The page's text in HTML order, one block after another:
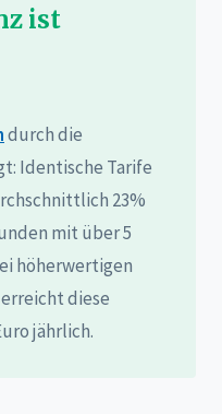
ist
durch die
Identische Tarife
23%
mit über 5
höherwertigen
diese
jährlich.